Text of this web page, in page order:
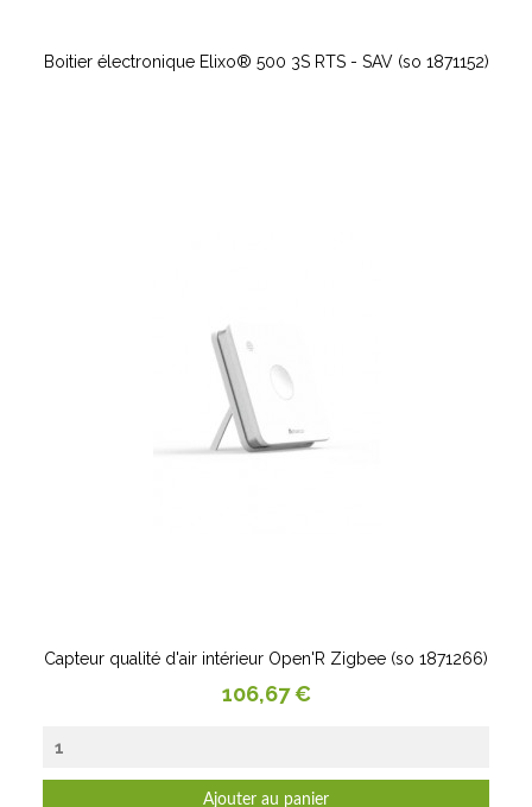
Boitier électronique Elixo® 500 3S RTS - SAV (so 1871152)
Capteur qualité d'air intérieur Open'R Zigbee (so 1871266)
Prix
106,67 €
Ajouter au panier